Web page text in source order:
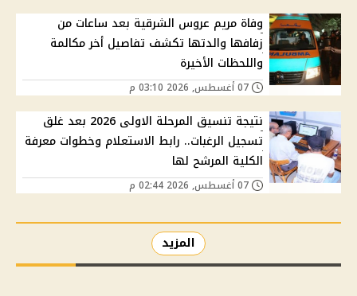
وفاة مريم عروس الشرقية بعد ساعات من
زفافها والدتها تكشف تفاصيل أخر مكالمة
واللحظات الأخيرة
نتيجة تنسيق المرحلة الاولى 2026 بعد غلق
تسجيل الرغبات.. رابط الاستعلام وخطوات معرفة
الكلية المرشح لها
المزيد